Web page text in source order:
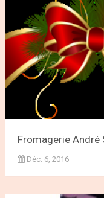
Fromagerie André
Déc. 6, 2016